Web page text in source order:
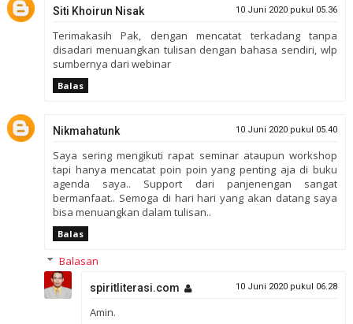
Siti Khoirun Nisak 10 Juni 2020 pukul 05.36
Terimakasih Pak, dengan mencatat terkadang tanpa
disadari menuangkan tulisan dengan bahasa sendiri, wlp
sumbernya dari webinar
Balas
Nikmahatunk 10 Juni 2020 pukul 05.40
Saya sering mengikuti rapat seminar ataupun workshop
tapi hanya mencatat poin poin yang penting aja di buku
agenda saya.. Support dari panjenengan sangat
bermanfaat.. Semoga di hari hari yang akan datang saya
bisa menuangkan dalam tulisan..
Balas
Balasan
spiritliterasi.com 10 Juni 2020 pukul 06.28
Amin.